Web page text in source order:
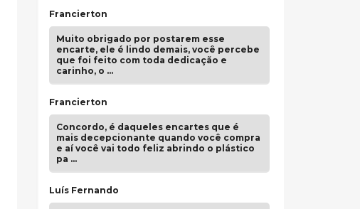
Francierton
Muito obrigado por postarem esse
encarte, ele é lindo demais, você percebe
que foi feito com toda dedicação e
carinho, o …
Francierton
Concordo, é daqueles encartes que é
mais decepcionante quando você compra
e aí você vai todo feliz abrindo o plástico
pa …
Luís Fernando